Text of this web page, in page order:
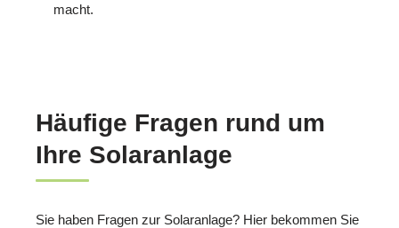
macht.
Häufige Fragen rund um
Ihre Solaranlage
Sie haben Fragen zur Solaranlage? Hier bekommen Sie